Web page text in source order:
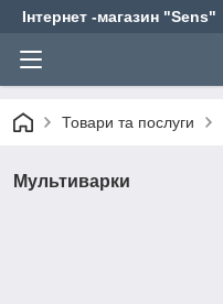
Інтернет -магазин "Sens"
Товари та послуги
Мультиварки